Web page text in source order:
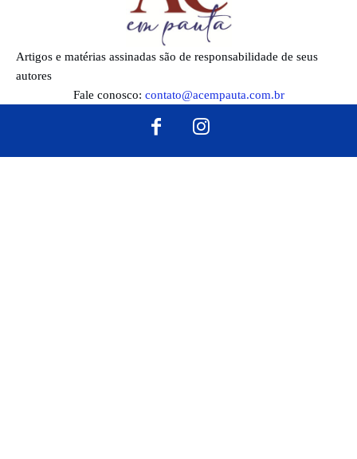
Artigos e matérias assinadas são de responsabilidade de seus
autores
Fale conosco: contato@acempauta.com.br